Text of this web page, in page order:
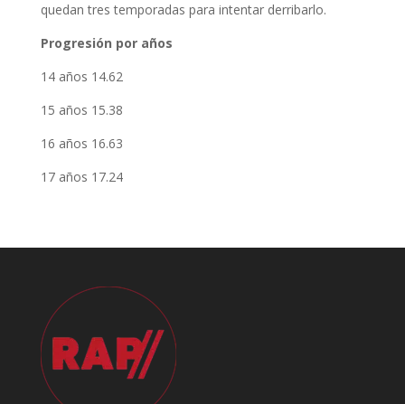
quedan tres temporadas para intentar derribarlo.
Progresión por años
14 años 14.62
15 años 15.38
16 años 16.63
17 años 17.24